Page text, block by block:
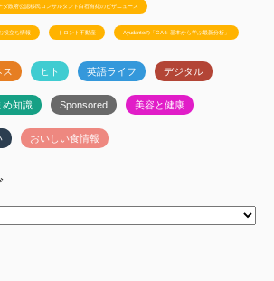
ダ政府公認移民コンサルタント白石有紀のビザニュース
役立ち情報 トロント不動産 Ayudanteの「GA4: 基本から学ぶ最新分析」
ス ヒト 英語ライフ デジタル
め知識 Sponsored 美容と健康
おいしい食情報